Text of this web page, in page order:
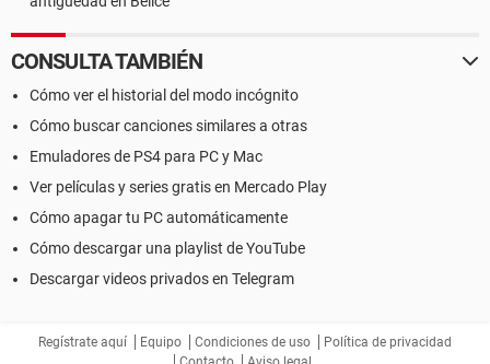
CONSULTA TAMBIÉN
Cómo ver el historial del modo incógnito
Cómo buscar canciones similares a otras
Emuladores de PS4 para PC y Mac
Ver películas y series gratis en Mercado Play
Cómo apagar tu PC automáticamente
Cómo descargar una playlist de YouTube
Descargar videos privados en Telegram
Regístrate aquí Equipo Condiciones de uso
Política de privacidad